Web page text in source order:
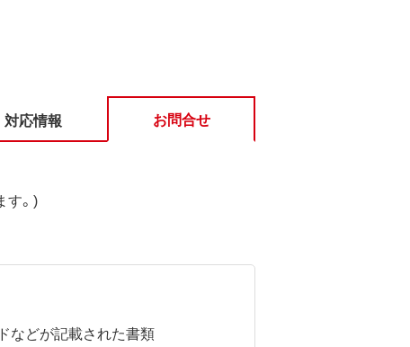
対応情報 お問合せ
す。)
などが記載された書類